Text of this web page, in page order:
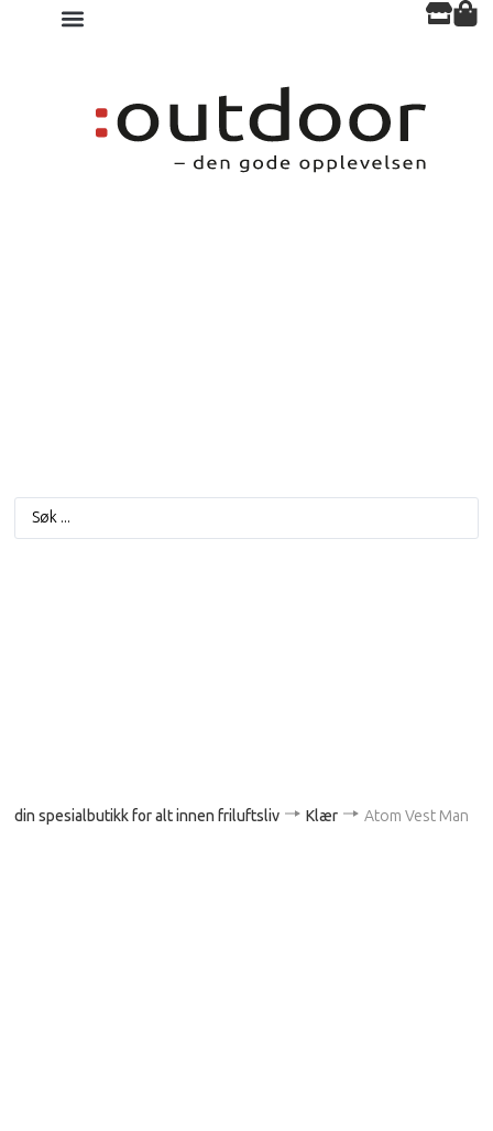
din spesialbutikk for alt innen friluftsliv Klær Atom Vest Man